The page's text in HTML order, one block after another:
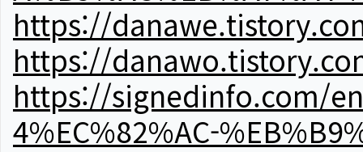
https://
https://
https://signedinfo.com/
4%EC%82%AC-